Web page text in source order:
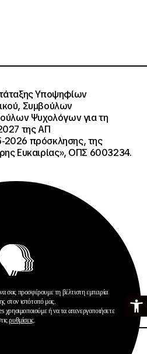
Ανοίξτε
Υποψηφίων
Συμβούλων
Ψυχολόγων για τη
της ΑΠ
πρόσκλησης, της
Ευκαιρίας», ΟΠΣ 6003234.
σας προσφέρουμε τη βέλτιστη εμπειρία
στον ιστότοπό μας.
χρησιμοποιούμε ή να τα απενεργοποιήσετε
ρυθμίσεις.